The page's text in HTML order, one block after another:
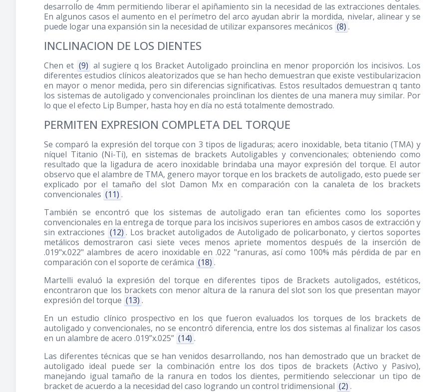
desarrollo de 4mm permitiendo liberar el apiñamiento sin la necesidad de las extracciones dentales.
En algunos casos el aumento en el perímetro del arco ayudan abrir la mordida, nivelar, alinear y se
puede logar una expansión sin la necesidad de utilizar expansores mecánicos (8) .
INCLINACION DE LOS DIENTES
Chen et (9) al sugiere q los Bracket Autoligado proinclina en menor proporción los incisivos. Los
diferentes estudios clínicos aleatorizados que se han hecho demuestran que existe vestibularizacion
en mayor o menor medida, pero sin diferencias significativas. Estos resultados demuestran q tanto
los sistemas de autoligado y convencionales proinclinan los dientes de una manera muy similar. Por
lo que el efecto Lip Bumper, hasta hoy en día no está totalmente demostrado.
PERMITEN EXPRESION COMPLETA DEL TORQUE
Se comparó la expresión del torque con 3 tipos de ligaduras; acero inoxidable, beta titanio (TMA) y
níquel Titanio (Ni-Ti), en sistemas de brackets Autoligables y convencionales; obteniendo como
resultado que la ligadura de acero inoxidable brindaba una mayor expresión del torque. El autor
observo que el alambre de TMA, genero mayor torque en los brackets de autoligado, esto puede ser
explicado por el tamaño del slot Damon Mx en comparación con la canaleta de los brackets
convencionales (11) .
También se encontró que los sistemas de autoligado eran tan eficientes como los soportes
convencionales en la entrega de torque para los incisivos superiores en ambos casos de extracción y
sin extracciones (12) . Los bracket autoligados de Autoligado de policarbonato, y ciertos soportes
metálicos demostraron casi siete veces menos apriete momentos después de la inserción de
.019"x.022" alambres de acero inoxidable en .022 "ranuras, así como 100% más pérdida de par en
comparación con el soporte de cerámica (18) .
Martelli evaluó la expresión del torque en diferentes tipos de Brackets autoligados, estéticos,
encontraron que los brackets con menor altura de la ranura del slot son los que presentan mayor
expresión del torque (13) .
En un estudio clínico prospectivo en los que fueron evaluados los torques de los brackets de
autoligado y convencionales, no se encontró diferencia, entre los dos sistemas al finalizar los casos
en un alambre de acero .019”x.025” (14) .
Las diferentes técnicas que se han venidos desarrollando, nos han demostrado que un bracket de
autoligado ideal puede ser la combinación entre los dos tipos de brackets (Activo y Pasivo),
manejando igual tamaño de la ranura en todos los dientes, permitiendo seleccionar un tipo de
bracket de acuerdo a la necesidad del caso logrando un control tridimensional (2) .